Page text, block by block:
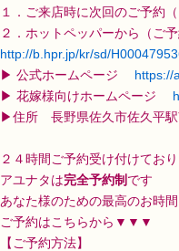
１．ご来店時に次回のご予約（
２．ホットペッパーから（ご
http://b.hpr.jp/kr/sd/
▶ 公式ホームページ https://a
▶ 花嫁様向けホームページ
▶住所 長野県佐久市佐久平
２４時間ご予約受け付けてお
アユナタは完全予約制 です
あなた様のための最高のお時
ご予約はこちらから▼▼▼
【ご予約方法】